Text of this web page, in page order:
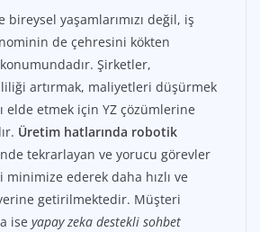
bireysel yaşamlarımızı değil, iş
de çehresini kökten
Şirketler,
artırmak, maliyetleri düşürmek
elde etmek için YZ çözümlerine
Üretim hatlarında robotik
tekrarlayan ve yorucu görevler
minimize ederek daha hızlı ve
getirilmektedir. Müşteri
ise yapay zeka destekli sohbet